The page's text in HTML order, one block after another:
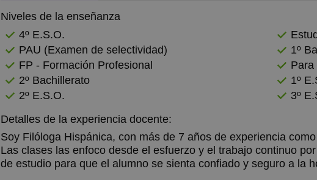
Niveles de la enseñanza
4º E.S.O.
PAU (Examen de selectividad)
1º
FP - Formación Profesional
Para
2º Bachillerato
1º
2º E.S.O.
3º
Detalles de la experiencia docente:
Soy Filóloga Hispánica, con más de 7 años de experiencia
Las clases las enfoco desde el esfuerzo y el trabajo continuo
de estudio para que el alumno se sienta confiado y seguro a la